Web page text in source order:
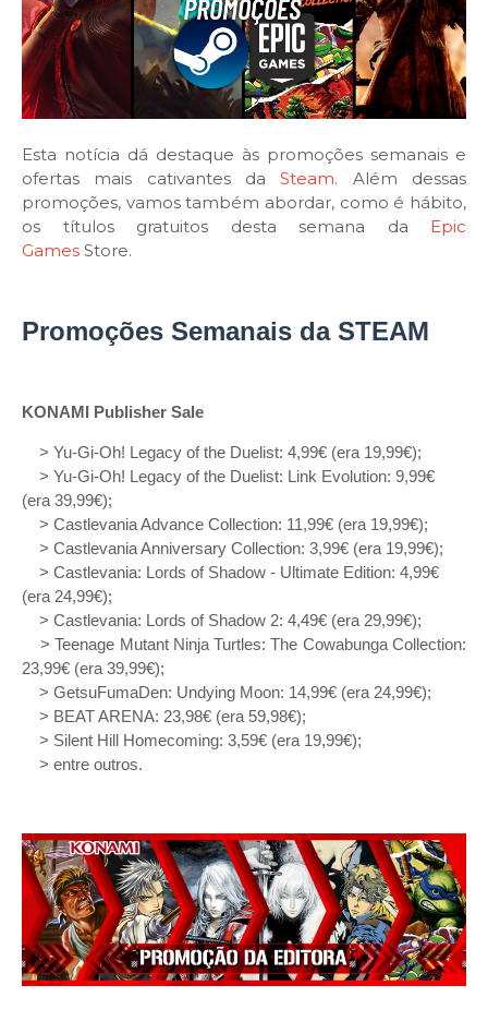
Esta notícia dá destaque às promoções semanais e
ofertas mais cativantes daSteam. Além dessas
promoções, vamos também abordar, como é hábito,
os títulos gratuitos desta semana da Epic
Games Store.
Promoções Semanais da STEAM
KONAMI Publisher Sale
> Yu-Gi-Oh! Legacy of the Duelist: 4,99€ (era 19,99€);
> Yu-Gi-Oh! Legacy of the Duelist: Link Evolution: 9,99€
(era 39,99€);
> Castlevania Advance Collection: 11,99€ (era 19,99€);
> Castlevania Anniversary Collection: 3,99€ (era 19,99€);
> Castlevania: Lords of Shadow - Ultimate Edition: 4,99€
(era 24,99€);
> Castlevania: Lords of Shadow 2: 4,49€ (era 29,99€);
> Teenage Mutant Ninja Turtles: The Cowabunga Collection:
23,99€ (era 39,99€);
> GetsuFumaDen: Undying Moon: 14,99€ (era 24,99€);
> BEAT ARENA: 23,98€ (era 59,98€);
> Silent Hill Homecoming: 3,59€ (era 19,99€);
> entre outros.